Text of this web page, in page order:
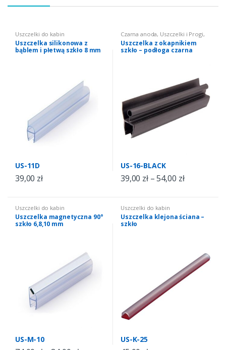
Uszczelki do kabin
prysznicowych,uszczelki do
kabin szkło 8 mm
Uszczelka silikonowa z
bąblem i płetwą szkło 8 mm
US-11D
39,00 zł
Czarna anoda, Uszczelki i Progi,
Uszczelki do kabin
prysznicowych,uszczelki do
kabin szkło 6 mm czarne,
uszczelki do kabin szkło 8 mm
Uszczelka z okapnikiem
szkło – podłoga czarna
US-16-BLACK
39,00 zł–54,00 zł
Uszczelki do kabin
prysznicowych uszczelki do
kabin szkło 10 mm,uszczelki do
kabin szkło 6 mm,
Uszczelka magnetyczna 90°
szkło 6,8,10 mm
US-M-10
Uszczelki do kabin
prysznicowych uszczelki do
kabin szkło 8 mm,uszczelki
samoprzylepne do kabin
Uszczelka klejona ściana –
szkło
US-K-25